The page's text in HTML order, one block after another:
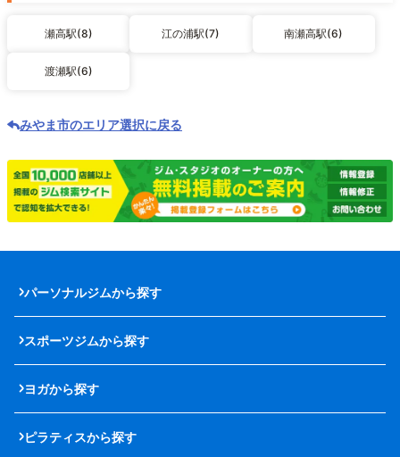
瀬高駅(8) 江の浦駅(7) 南瀬高駅(6)
渡瀬駅(6)
みやま市のエリア選択に戻る
パーソナルジムから探す
スポーツジムから探す
ヨガから探す
ピラティスから探す